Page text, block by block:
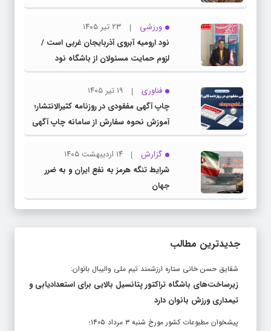
ورزشی
۲۳ تیر ۱۴۰۵
نود ارومیه آبروی آذربایجان غربی است /
لزوم حمایت مسئولان از باشگاه نود
فناوری
۱۹ تیر ۱۴۰۵
چاپ آگهی مفقودی در روزنامه کثیرالانتشار؛
آموزش نحوه سفارش از سامانه چاپ آگهی
دات کام
گزارش
۱۴ اردیبهشت ۱۴۰۵
شرایط تنگه هرمز به نفع ایران و به ضرر
جهان
جدیدترین مطالب
شقایق حسن خانی ستاره ارزشمند تیم ملی والیبال بانوان:
زیرساخت‌های باشگاه تراکتور پتانسیل بالایی برای استعدادیابی و
تیمداری ورزش بانوان دارد
پیشخوان مطبوعات کشور مورخ شنبه ۳ مرداد ۱۴۰۵؛